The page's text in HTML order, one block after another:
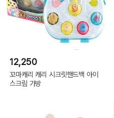
12,250
꼬마캐리 캐리 시크릿핸드백 아이
스크림 가방